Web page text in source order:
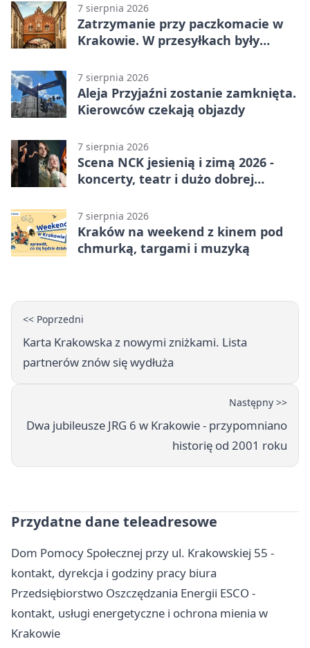
7 sierpnia 2026
Zatrzymanie przy paczkomacie w
Krakowie. W przesyłkach były
7 sierpnia 2026
Aleja Przyjaźni zostanie zamknięta.
Kierowców czekają objazdy
7 sierpnia 2026
Scena NCK jesienią i zimą 2026 -
koncerty, teatr i dużo dobrej
7 sierpnia 2026
Kraków na weekend z kinem pod
chmurką, targami i muzyką
<< Poprzedni
Karta Krakowska z nowymi zniżkami. Lista
partnerów znów się wydłuża
Następny >>
Dwa jubileusze JRG 6 w Krakowie - przypomniano
historię od 2001 roku
Przydatne dane teleadresowe
Dom Pomocy Społecznej przy ul. Krakowskiej 55 -
kontakt, dyrekcja i godziny pracy biura
Przedsiębiorstwo Oszczędzania Energii ESCO -
kontakt, usługi energetyczne i ochrona mienia w
Krakowie